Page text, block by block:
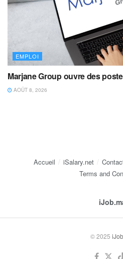
EMPLOI
Marjane Group ouvre des
AOÛT 8, 2026
Accueil iSalary.net
Terms and
© 2025